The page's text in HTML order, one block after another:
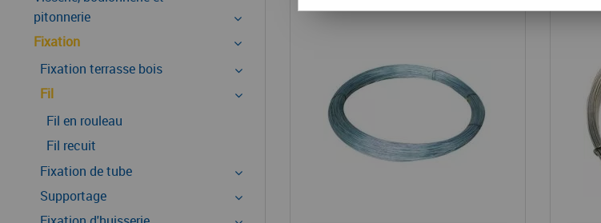
pitonnerie
Fixation
Fixation terrasse bois
Fil
Fil en rouleau
Fil recuit
Fixation de tube
Supportage